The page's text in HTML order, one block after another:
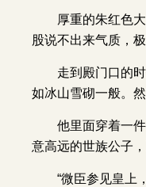
厚重的朱红色
股说不出来气质，
走到殿门口的
如冰山雪砌一般。
他里面穿着一
意高远的世族公子
“微臣参见皇上